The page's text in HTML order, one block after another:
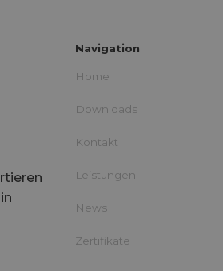
Navigation
Home
Downloads
Kontakt
Leistungen
News
Zertifikate